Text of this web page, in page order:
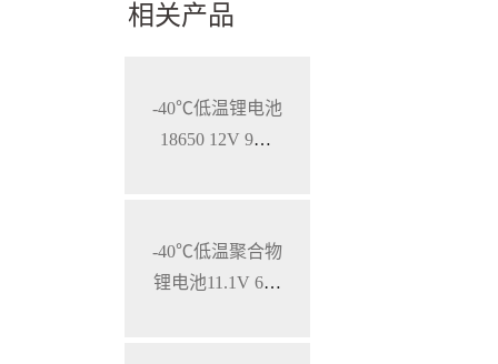
相关产品
-40℃低温锂电池
18650 12V 9Ah
-40℃低温聚合物
锂电池11.1V 600